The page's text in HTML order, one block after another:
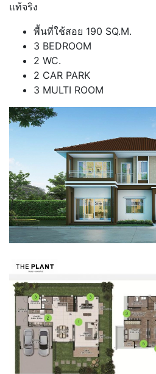
แท้จริง
พื้นที่ใช้สอย 190 SQ.M.
3 BEDROOM
2 WC.
2 CAR PARK
3 MULTI ROOM